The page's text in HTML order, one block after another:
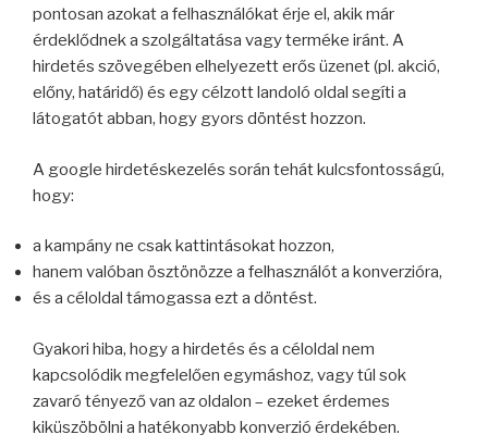
pontosan azokat a felhasználókat érje el, akik már
érdeklődnek a szolgáltatása vagy terméke iránt. A
hirdetés szövegében elhelyezett erős üzenet (pl. akció,
előny, határidő) és egy célzott landoló oldal segíti a
látogatót abban, hogy gyors döntést hozzon.
A google hirdetéskezelés során tehát kulcsfontosságú,
hogy:
a kampány ne csak kattintásokat hozzon,
hanem valóban ösztönözze a felhasználót a konverzióra,
és a céloldal támogassa ezt a döntést.
Gyakori hiba, hogy a hirdetés és a céloldal nem
kapcsolódik megfelelően egymáshoz, vagy túl sok
zavaró tényező van az oldalon – ezeket érdemes
kiküszöbölni a hatékonyabb konverzió érdekében.